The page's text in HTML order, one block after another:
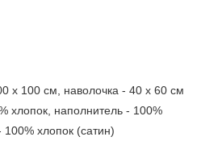
х 100 см, наволочка - 40 х 60 см
хлопок, наполнитель - 100%
хлопок (сатин)